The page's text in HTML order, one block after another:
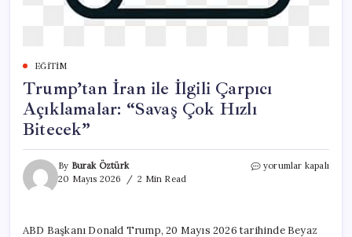
EĞITIM
Trump’tan İran ile İlgili Çarpıcı
Açıklamalar: “Savaş Çok Hızlı
Bitecek”
By Burak Öztürk
20 Mayıs 2026
2 Min Read
Trump’tan
Açıklamalar:
yorumlar kapalı
ABD Başkanı Donald Trump, 20 Mayıs 2026 tarihinde Beyaz